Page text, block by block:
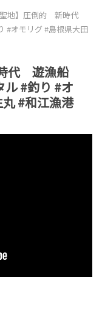
聖地】圧倒的 新時代
オモリグ #島根県大田
代 遊漁船
#釣り #オ
#和江漁港